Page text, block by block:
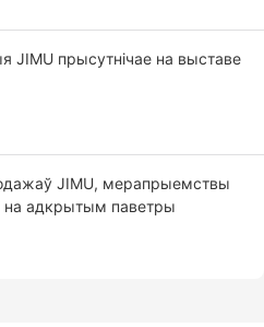
JIMU прысутнічае на выставе
JIMU, мерапрыемствы
на адкрытым паветры